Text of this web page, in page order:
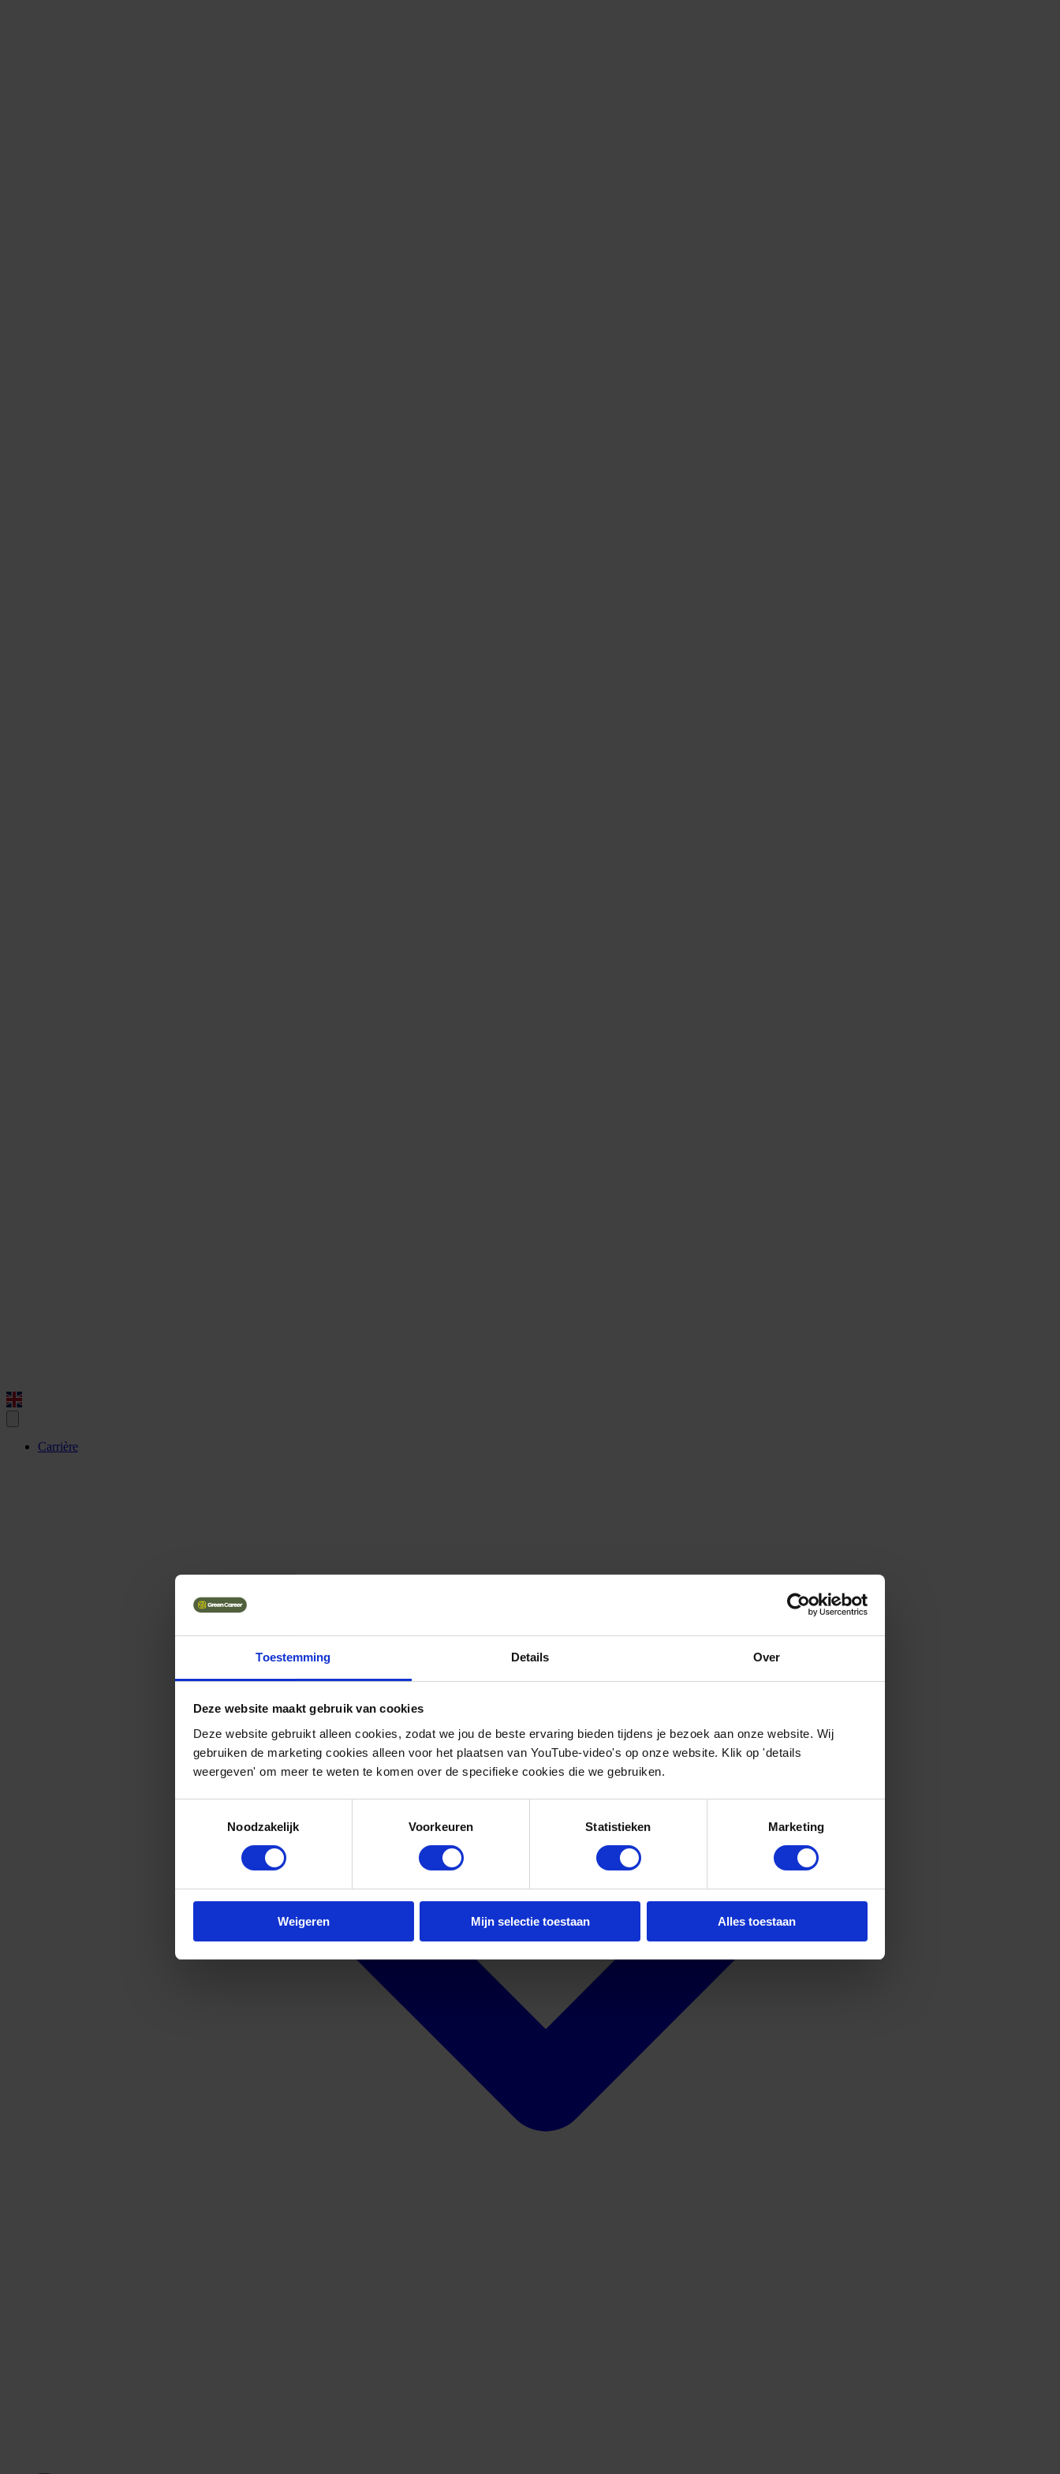
Toestemming Details Over
Deze website maakt gebruik van cookies
Deze website gebruikt alleen cookies, zodat we jou de beste ervaring bieden tijdens je bezoek aan onze website. Wij
gebruiken de marketing cookies alleen voor het plaatsen van YouTube-video's op onze website. Klik op 'details
weergeven' om meer te weten te komen over de specifieke cookies die we gebruiken.
Noodzakelijk
Voorkeuren Statistieken Marketing
Weigeren Mijn selectie toestaan Alles toestaan
Carrière